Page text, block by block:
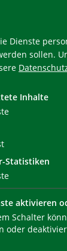
eingetragene
für Energie
Dienste
sollen.
Inhalte
Statistiken
aktivieren
Schalter
oder